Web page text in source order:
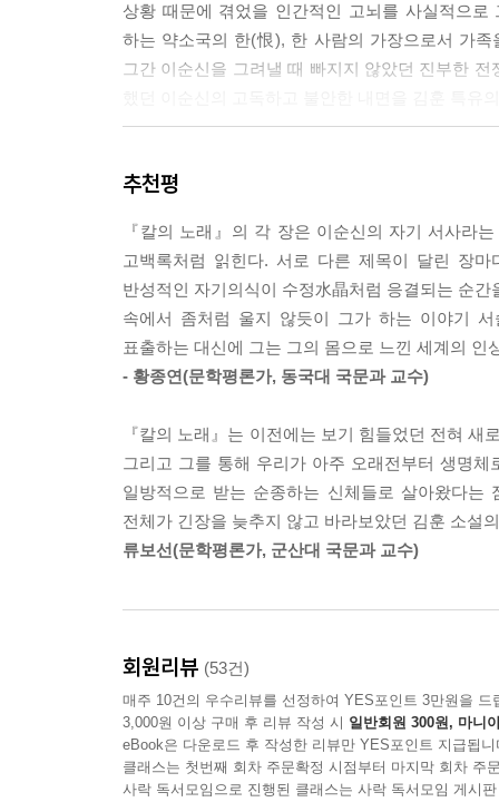
상황 때문에 겪었을 인간적인 고뇌를 사실적으
하는 약소국의 한(恨), 한 사람의 가장으로서 가
그간 이순신을 그려낼 때 빠지지 않았던 진부한
2001년 동인문학상으로 선정되었다. 또한 이 작
추천평
『칼의 노래』의 각 장은 이순신의 자기 서사라
고백록처럼 읽힌다. 서로 다른 제목이 달린 장
반성적인 자기의식이 수정水晶처럼 응결되는 순
속에서 좀처럼 울지 않듯이 그가 하는 이야기
표출하는 대신에 그는 그의 몸으로 느낀 세계의 인
- 황종연(문학평론가, 동국대 국문과 교수)
『칼의 노래』는 이전에는 보기 힘들었던 전혀
그리고 그를 통해 우리가 아주 오래전부터 생명
일방적으로 받는 순종하는 신체들로 살아왔다
전체가 긴장을 늦추지 않고 바라보았던 김훈 소설
류보선(문학평론가, 군산대 국문과 교수)
회원리뷰 (53건)
매주 10건의 우수리뷰를 선정하여 YES포인트 3만원을 드
3,000원 이상 구매 후 리뷰 작성 시 일반회원 300원, 마니
eBook은 다운로드 후 작성한 리뷰만 YES포인트 지급됩니
클래스는 첫번째 회차 주문확정 시점부터 마지막 회차 주
사락 독서모임으로 진행된 클래스는 사락 독서모임 게시